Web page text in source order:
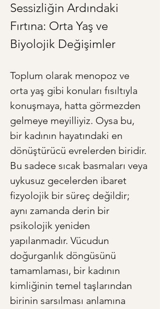
Sessizliğin Ardındaki
Fırtına: Orta Yaş ve
Biyolojik Değişimler
Toplum olarak menopoz ve
orta yaş gibi konuları fısıltıyla
konuşmaya, hatta görmezden
gelmeye meyilliyiz. Oysa bu,
bir kadının hayatındaki en
dönüştürücü evrelerden biridir.
Bu sadece sıcak basmaları veya
uykusuz gecelerden ibaret
fizyolojik bir süreç değildir;
aynı zamanda derin bir
psikolojik yeniden
yapılanmadır. Vücudun
doğurganlık döngüsünü
tamamlaması, bir kadının
kimliğinin temel taşlarından
birinin sarsılması anlamına